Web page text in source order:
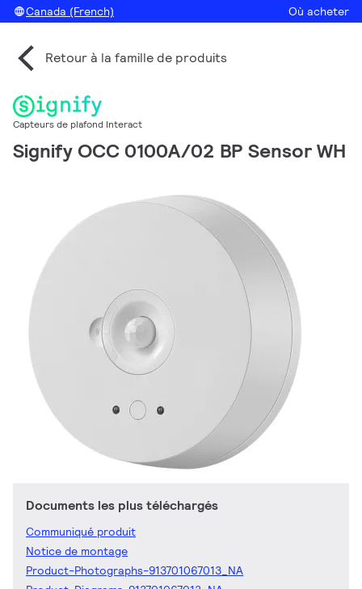
Canada (French) Où acheter
Retour à la famille de produits
Capteurs de plafond Interact
Signify OCC 0100A/02 BP Sensor WH
Documents les plus téléchargés
Communiqué produit
Notice de montage
Product-Photographs-913701067013_NA